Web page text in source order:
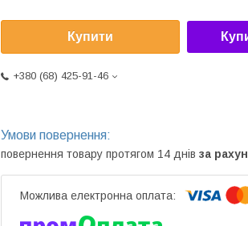
Купити
+380 (68) 425-91-46
повернення товару протягом 14 днів за